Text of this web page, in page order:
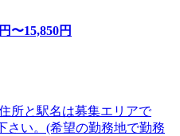
円〜15,850円
所と駅名は募集エリアで
さい。(希望の勤務地で勤務